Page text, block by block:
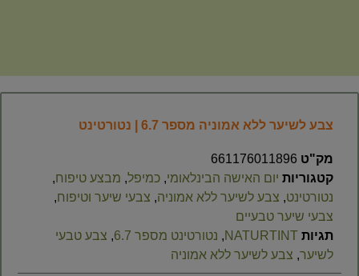
צבע לשיער ללא אמוניה מספר 6.7 | נטורטינט
מק"ט 661176011896
קטגוריות יום האישה הבינלאומי, כמיפל, מבצע טיפוח,
נטורטינט, צבע לשיער ללא אמוניה, צבעי שיער וטיפוח,
צבעי שיער טבעיים
תגיות NATURTINT
, נטורטינט מספר 6.7 , צבע טבעי
לשיער, צבע לשיער ללא אמוניה